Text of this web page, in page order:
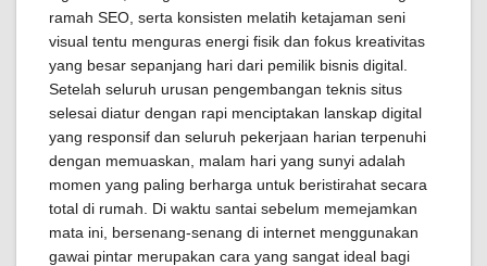
ramah SEO, serta konsisten melatih ketajaman seni
visual tentu menguras energi fisik dan fokus kreativitas
yang besar sepanjang hari dari pemilik bisnis digital.
Setelah seluruh urusan pengembangan teknis situs
selesai diatur dengan rapi menciptakan lanskap digital
yang responsif dan seluruh pekerjaan harian terpenuhi
dengan memuaskan, malam hari yang sunyi adalah
momen yang paling berharga untuk beristirahat secara
total di rumah. Di waktu santai sebelum memejamkan
mata ini, bersenang-senang di internet menggunakan
gawai pintar merupakan cara yang sangat ideal bagi